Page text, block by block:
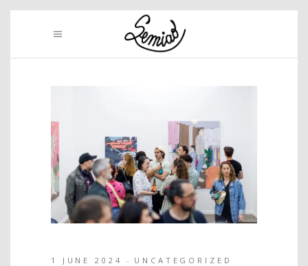
1 JUNE 2024 UNCATEGORIZED